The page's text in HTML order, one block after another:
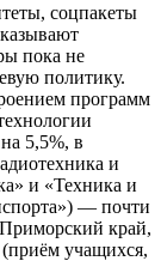
соцпакеты
пока не
политику.
программ
5,5%, в
и
и «Техника и
— почти
край,
учащихся,